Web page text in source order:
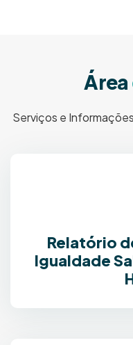
Área
Serviços e
Relatório
Igualdade